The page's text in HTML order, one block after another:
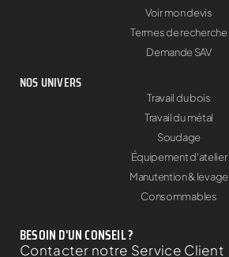
Voir mon devis
Termes de recherche
Demande SAV
NOS UNIVERS
Travail du bois
Travail du métal
Soudage
Équipement d'atelier
Manutention & levage
Consommables
BESOIN D'UN CONSEIL ?
Contacter notre Service Client